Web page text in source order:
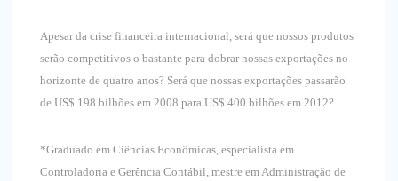
Apesar da crise financeira internacional, será que nossos produtos
serão competitivos o bastante para dobrar nossas exportações no
horizonte de quatro anos? Será que nossas exportações passarão
de US$ 198 bilhões em 2008 para US$ 400 bilhões em 2012?
*Graduado em Ciências Econômicas, especialista em
Controladoria e Gerência Contábil, mestre em Administração de